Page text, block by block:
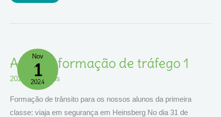
Nov
1
2024
Aula de formação de tráfego 1
2024 Projectos
Formação de trânsito para os nossos alunos da primeira
classe: viaja em segurança em Heinsberg No dia 31 de
Aula
De
Formação
Tráfego
1